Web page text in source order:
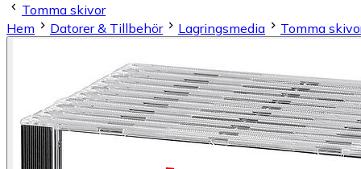
Tomma skivor
Hem
Datorer & Tillbehör Lagringsmedia Tomma